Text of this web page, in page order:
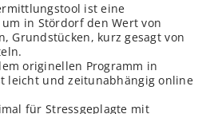
ist eine
in Stördorf den Wert von
Grundstücken, kurz gesagt von
originellen Programm in
leicht und zeitunabhängig online
für Stressgeplagte mit